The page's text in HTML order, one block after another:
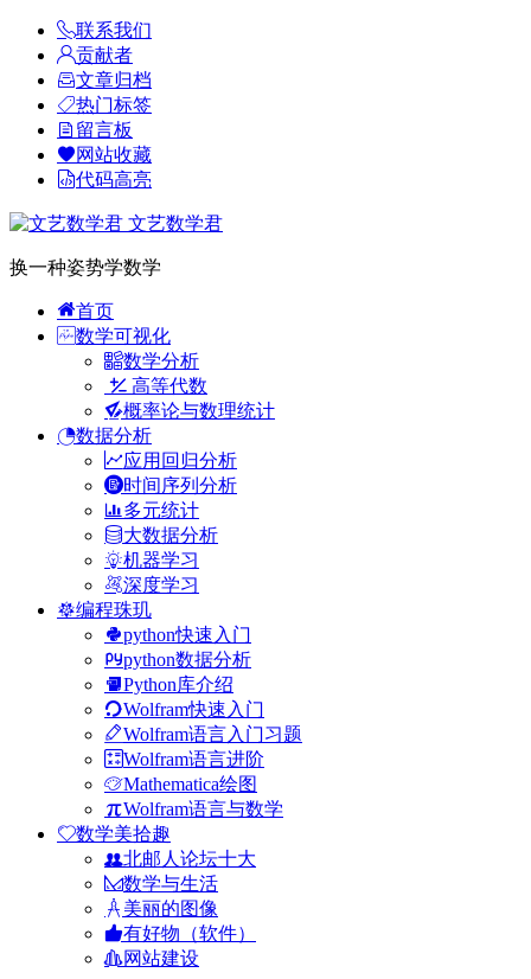
联系我们
贡献者
文章归档
热门标签
留言板
网站收藏
代码高亮
文艺数学君
换一种姿势学数学
首页
数学可视化
数学分析
高等代数
概率论与数理统计
数据分析
应用回归分析
时间序列分析
多元统计
大数据分析
机器学习
深度学习
编程珠玑
python快速入门
python数据分析
Python库介绍
Wolfram快速入门
Wolfram语言入门习题
Wolfram语言进阶
Mathematica绘图
Wolfram语言与数学
数学美拾趣
北邮人论坛十大
数学与生活
美丽的图像
有好物（软件）
网站建设